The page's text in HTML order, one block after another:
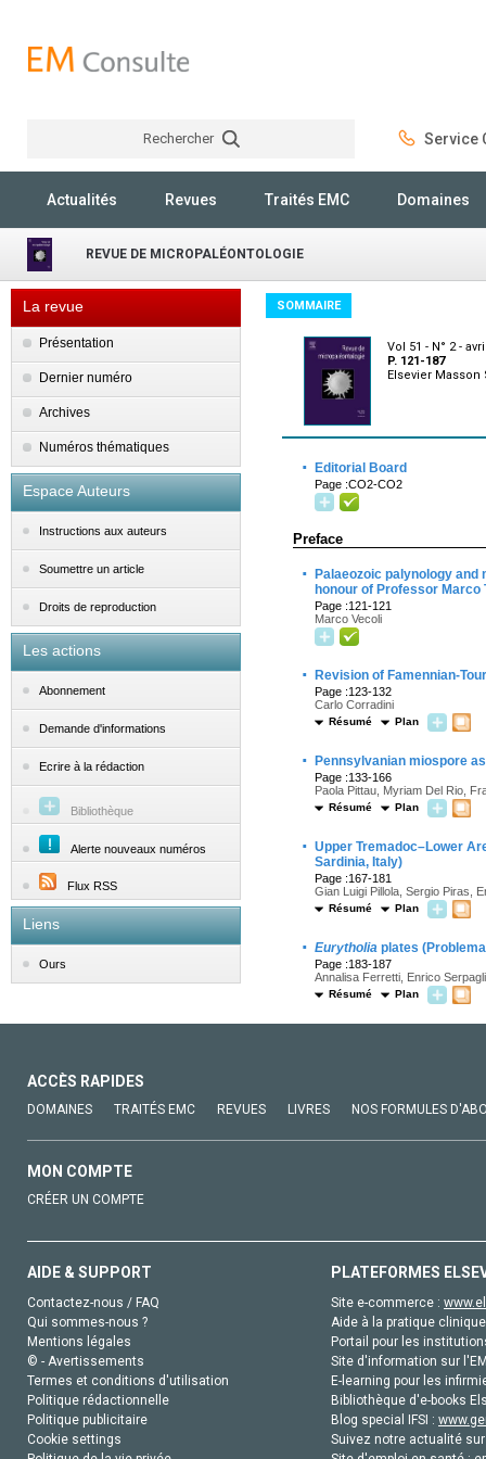
Rechercher Service
Actualités Revues Traités EMC Domaines
REVUE DE MICROPALÉONTOLOGIE
La revue
Présentation
Dernier numéro
Archives
Numéros thématiques
Espace Auteurs
Instructions aux auteurs
Soumettre un article
Droits de reproduction
Les actions
Abonnement
Demande d'informations
Ecrire à la rédaction
Bibliothèque
Alerte nouveaux numéros
Flux RSS
Liens
Ours
SOMMAIRE
Vol 51 - N° 2 -
P. 121-187
Elsevier Masson
· Editorial Board
Page :CO2-CO2
Preface
·
Palaeozoic palynology
honour of Professor Marco
Page :121-121
Marco Vecoli
· Revision of Famennian-
Page :123-132
Carlo Corradini
Résumé Plan
· Pennsylvanian miospore
Page :133-166
Paola Pittau, Myriam Del Rio,
Résumé Plan
· Upper Tremadoc–Lower
Sardinia, Italy)
Page :167-181
Gian Luigi Pillola, Sergio Piras,
Résumé Plan
· Eurytholia plates
Page :183-187
Annalisa Ferretti, Enrico Serpagli
Résumé Plan
ACCÈS RAPIDES
DOMAINES TRAITÉS EMC REVUES LIVRES NOS FORMULES
MON COMPTE
CRÉER UN COMPTE
AIDE & SUPPORT
Contactez-nous / FAQ
Qui sommes-nous ?
Mentions légales
© - Avertissements
Termes et conditions d'utilisation
Politique rédactionnelle
Politique publicitaire
Cookie settings
PLATEFORMES
Site e-commerce :
Aide à la pratique
Portail pour les
Site d'information sur
E-learning pour les
Bibliothèque d'e-books
Blog special IFSI :
Suivez notre actualité